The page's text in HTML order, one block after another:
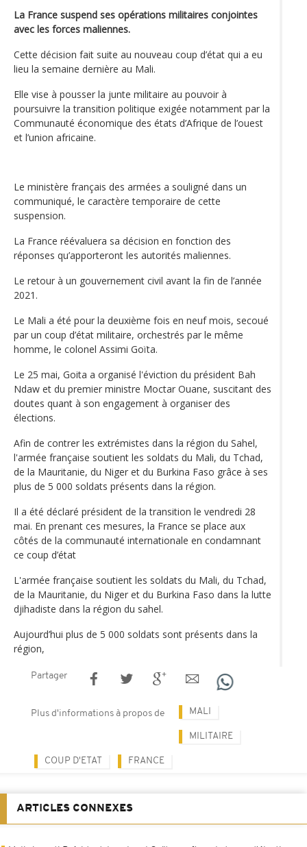
La France suspend ses opérations militaires conjointes
avec les forces maliennes.
Cette décision fait suite au nouveau coup d’état qui a eu
lieu la semaine dernière au Mali.
Elle vise à pousser la junte militaire au pouvoir à
poursuivre la transition politique exigée notamment par la
Communauté économique des états d’Afrique de l’ouest
et l’union africaine.
Le ministère français des armées a souligné dans un
communiqué, le caractère temporaire de cette
suspension.
La France réévaluera sa décision en fonction des
réponses qu’apporteront les autorités maliennes.
Le retour à un gouvernement civil avant la fin de l’année
2021.
Le Mali a été pour la deuxième fois en neuf mois, secoué
par un coup d’état militaire, orchestrés par le même
homme, le colonel Assimi Goïta.
Le 25 mai, Goita a organisé l'éviction du président Bah
Ndaw et du premier ministre Moctar Ouane, suscitant des
doutes quant à son engagement à organiser des
élections.
Afin de contrer les extrémistes dans la région du Sahel,
l'armée française soutient les soldats du Mali, du Tchad,
de la Mauritanie, du Niger et du Burkina Faso grâce à ses
plus de 5 000 soldats présents dans la région.
Il a été déclaré président de la transition le vendredi 28
mai. En prenant ces mesures, la France se place aux
côtés de la communauté internationale en condamnant
ce coup d’état
L'armée française soutient les soldats du Mali, du Tchad,
de la Mauritanie, du Niger et du Burkina Faso dans la lutte
djihadiste dans la région du sahel.
Aujourd’hui plus de 5 000 soldats sont présents dans la
région,
Partager
Plus d'informations à propos de MALI
MILITAIRE
COUP D'ETAT FRANCE
ARTICLES CONNEXES